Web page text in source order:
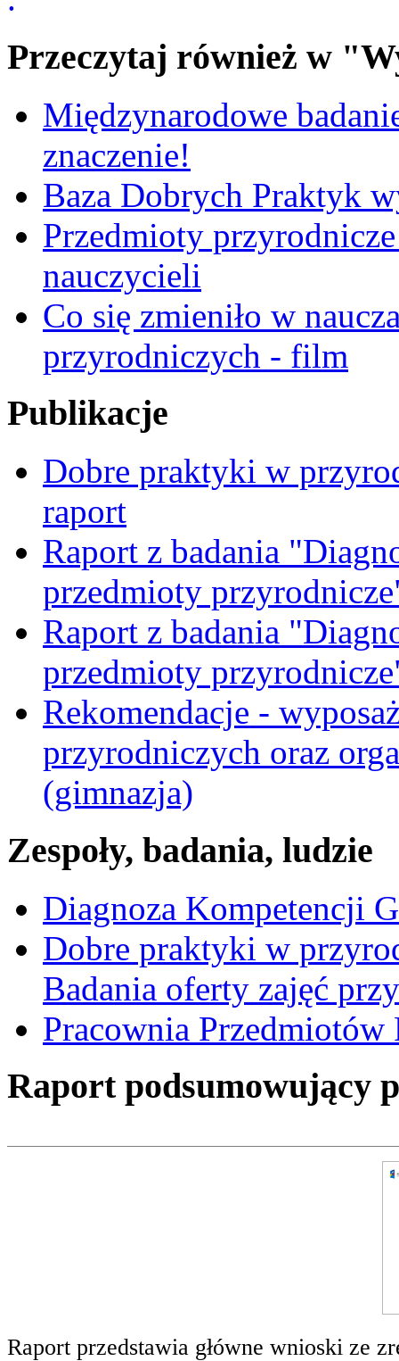
Przeczytaj również w
Międzynarodowe
znaczenie!
Baza Dobrych Praktyk
Przedmioty
nauczycieli
Co się zmieniło w
przyrodniczych - film
Publikacje
Dobre praktyki w
raport
Raport z badania
przedmioty
Raport z badania
przedmioty
Rekomendacje -
przyrodniczych oraz
(gimnazja)
Zespoły, badania, ludzie
Diagnoza Kompetencji
Dobre praktyki w
Badania oferty zajęć
Pracownia
Raport podsumowujący
Raport przedstawia główne wnioski ze